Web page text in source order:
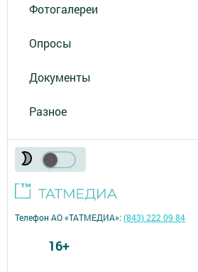
Фотогалереи
Опросы
Документы
Разное
Телефон АО «ТАТМЕДИА»:(843) 222 09 84
16+